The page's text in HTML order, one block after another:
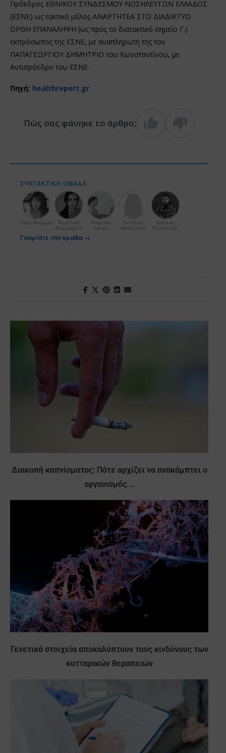
Πρόεδρος ΕΘΝΙΚΟΥ ΣΥΝΔΕΣΜΟΥ ΝΟΣΗΛΕΥΤΩΝ ΕΛΛΑΔΟΣ
(ΕΣΝΕ) ως τακτικό μέλος-ΑΝΑΡΤΗΤΕΑ ΣΤΟ ΔΙΑΔΙΚΤΥΟ
ΟΡΘΗ ΕΠΑΝΑΛΗΨΗ (ως προς το διατακτικό σημείο Γ.)
εκπρόσωπος της ΕΣΝΕ, με αναπληρωτή της τον
ΠΑΠΑΓΕΩΡΓΙΟΥ ΔΗΜΗΤΡΙΟ του Κωνσταντίνου, με
Αντιπρόεδρο του ΕΣΝΕ.
Πηγή: healthreport.gr
Πώς σας φάνηκε το άρθρο;
ΣΥΝΤΑΚΤΙΚΉ ΟΜΆΔΑ
Πόπη Χαραμή
Αγγελική
Μαργαρίτη
Πάμελα
Λύτρα
Ευτέρπη
Μουζακίτη
Αιμίλιος
Παλάντζας
Γνωρίστε την ομάδα →
Διακοπή καπνίσματος: Πότε αρχίζει να ανακάμπτει ο
οργανισμός...
Γενετικά στοιχεία αποκαλύπτουν τους κινδύνους των
κυτταρικών θεραπειών